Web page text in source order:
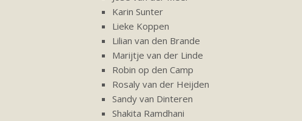
Karin Sunter
Lieke Koppen
Lilian van den Brande
Marijtje van der Linde
Robin op den Camp
Rosaly van der Heijden
Sandy van Dinteren
Shakita Ramdhani